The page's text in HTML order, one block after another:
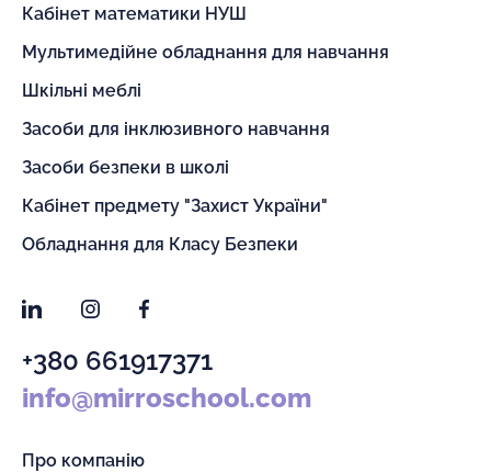
Кабінет математики НУШ
Мультимедійне обладнання для навчання
Шкільні меблі
Засоби для інклюзивного навчання
Засоби безпеки в школі
Кабінет предмету "Захист України"
Обладнання для Класу Безпеки
LinkedInInstagramFacebook
+380 661917371
info@mirroschool.com
Про компанію